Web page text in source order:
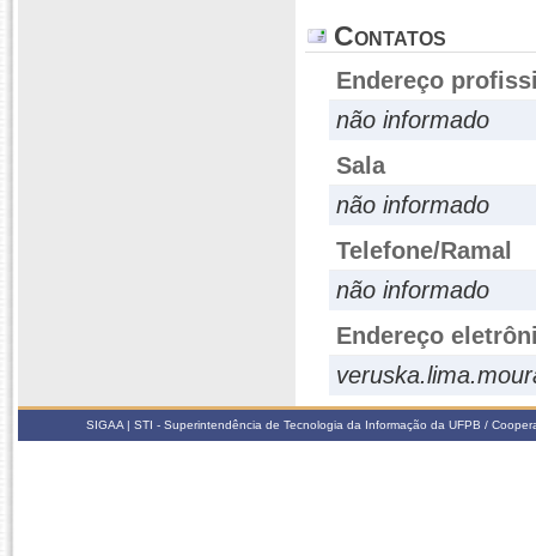
Contatos
Endereço
não informado
Sala
não informado
Telefone/Ramal
não informado
Endereço
SIGAA | STI - Superintendência de Tecnologia da Informação da UFPB /